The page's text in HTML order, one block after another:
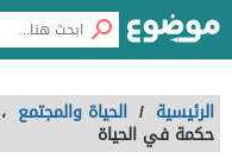
الرئيسية / الحياة والمجتمع ،
حكمة في الحياة